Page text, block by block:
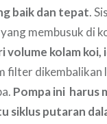
baik dan tepat.
membusuk di
kolam koi,
filter dikembalikan
Pompa ini harus
siklus putaran